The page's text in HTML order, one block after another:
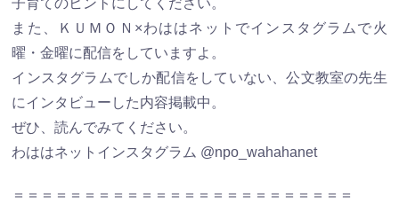
子育てのヒントにしてください。
また、ＫＵＭＯＮ×わははネットでインスタグラムで火
曜・金曜に配信をしていますよ。
インスタグラムでしか配信をしていない、公文教室の先生
にインタビューした内容掲載中。
ぜひ、読んでみてください。
わははネットインスタグラム @npo_wahahanet
＝＝＝＝＝＝＝＝＝＝＝＝＝＝＝＝＝＝＝＝＝＝＝＝